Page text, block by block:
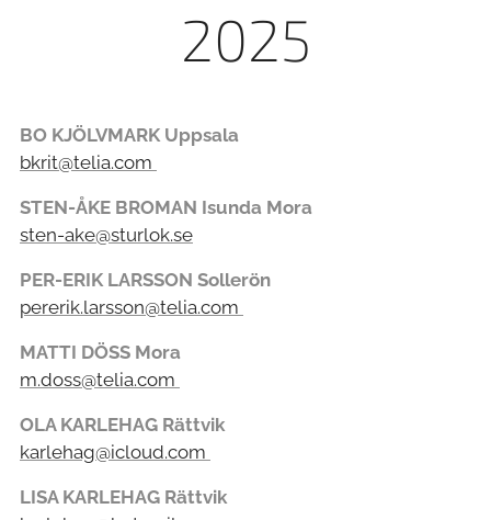
2025
BO KJÖLVMARK Uppsala
bkrit@telia.com
STEN-ÅKE BROMAN Isunda Mora
sten-ake@sturlok.se
PER-ERIK LARSSON Sollerön
pererik.larsson@telia.com
MATTI DÖSS Mora
m.doss@telia.com
OLA KARLEHAG Rättvik
karlehag@icloud.com
LISA KARLEHAG Rättvik